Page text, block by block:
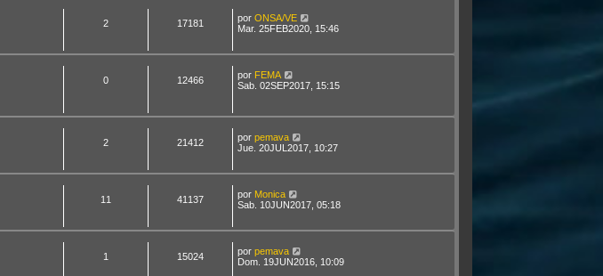
2 17181 por ONSA/VE
Mar. 25FEB2020, 15:46
0 12466 por FEMA
Sab. 02SEP2017, 15:15
2 21412 por pemava
Jue. 20JUL2017, 10:27
11 41137 por Monica
Sab. 10JUN2017, 05:18
1 15024 por pemava
Dom. 19JUN2016, 10:09